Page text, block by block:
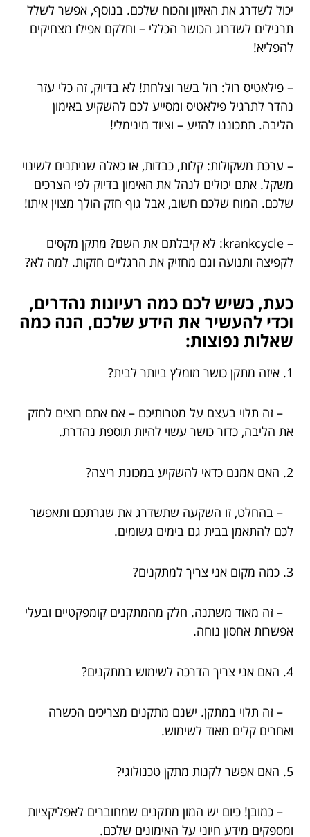
יכול לשדרג את האיזון והכוח שלכם. בנוסף, אפשר לשלל
תרגילים לשדרוג הכושר הכללי – וחלקם אפילו מצחיקים
להפליא!
– פילאטיס רול: רול בשר וצלחת! לא בדיוק, זה כלי עזר
נהדר לתרגיל פילאטיס ומסייע לכם להשקיע באימון
הליבה. תתכוננו להזיע – וציוד מינימלי!
– ערכת משקולות: קלות, כבדות, או כאלה שניתנים לשינוי
משקל. אתם יכולים לנהל את האימון בדיוק לפי הצרכים
שלכם. המוח שלכם חשוב, אבל גוף חזק הולך מצוין איתו!
– krankcycle: לא קיבלתם את השם? מתקן מקסים
לקפיצה ותנועה וגם מחזיק את הרגליים חזקות. למה לא?
כעת, כשיש לכם כמה רעיונות נהדרים,
וכדי להעשיר את הידע שלכם, הנה כמה
שאלות נפוצות:
1. איזה מתקן כושר מומלץ ביותר לבית?
– זה תלוי בעצם על מטרותיכם – אם אתם רוצים לחזק
את הליבה, כדור כושר עשוי להיות תוספת נהדרת.
2. האם אמנם כדאי להשקיע במכונת ריצה?
– בהחלט, זו השקעה שתשדרג את שגרתכם ותאפשר
לכם להתאמן בבית גם בימים גשומים.
3. כמה מקום אני צריך למתקנים?
– זה מאוד משתנה. חלק מהמתקנים קומפקטיים ובעלי
אפשרות אחסון נוחה.
4. האם אני צריך הדרכה לשימוש במתקנים?
– זה תלוי במתקן. ישנם מתקנים מצריכים הכשרה
ואחרים קלים מאוד לשימוש.
5. האם אפשר לקנות מתקן טכנולוגי?
– כמובן! כיום יש המון מתקנים שמחוברים לאפליקציות
ומספקים מידע חיוני על האימונים שלכם.